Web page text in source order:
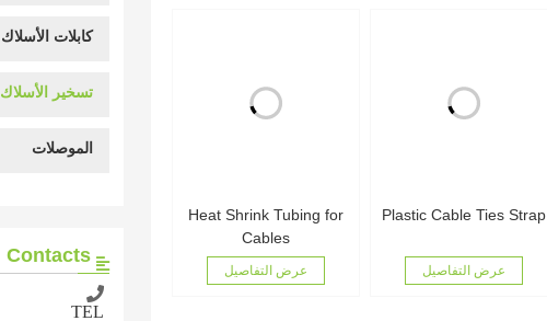
Heat Shrink Tubing for
Cables
عرض التفاصيل
Plastic Cable Ties Strap
عرض التفاصيل
كابلات الأسلاك
تسخير الأسلاك
الموصلات
Contacts
TEL